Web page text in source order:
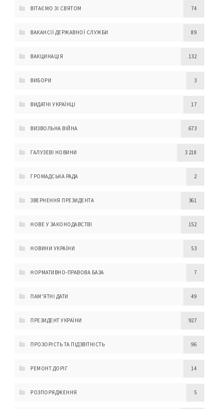
ВІТАЄМО ЗІ СВЯТОМ 74
ВАКАНСІЇ ДЕРЖАВНОЇ СЛУЖБИ 89
ВАКЦИНАЦІЯ 132
ВИБОРИ 3
ВИДАТНІ УКРАЇНЦІ 17
ВИЗВОЛЬНА ВІЙНА 673
ГАЛУЗЕВІ НОВИНИ 3 218
ГРОМАДСЬКА РАДА 2
ЗВЕРНЕННЯ ПРЕЗИДЕНТА 361
НОВЕ У ЗАКОНОДАВСТВІ 152
НОВИНИ УКРАЇНИ 53
НОРМАТИВНО-ПРАВОВА БАЗА 7
ПАМ'ЯТНІ ДАТИ 49
ПРЕЗИДЕНТ УКРАЇНИ 927
ПРОЗОРІСТЬ ТА ПІДЗВІТНІСТЬ 96
РЕМОНТ ДОРІГ 14
РОЗПОРЯДЖЕННЯ 5